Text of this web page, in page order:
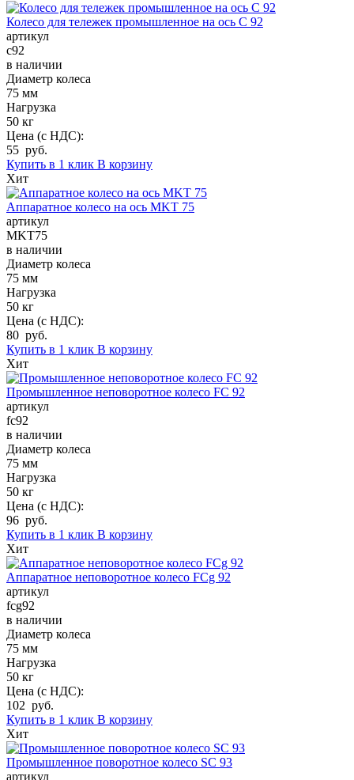
Колесо для тележек промышленное на ось C 92
артикул
c92
в наличии
Диаметр колеса
75 мм
Нагрузка
50 кг
Цена (с НДС):
55 руб.
Купить в 1 клик В корзину
Хит
Аппаратное колесо на ось MKT 75
артикул
MKT75
в наличии
Диаметр колеса
75 мм
Нагрузка
50 кг
Цена (с НДС):
80 руб.
Купить в 1 клик В корзину
Хит
Промышленное неповоротное колесо FC 92
артикул
fc92
в наличии
Диаметр колеса
75 мм
Нагрузка
50 кг
Цена (с НДС):
96 руб.
Купить в 1 клик В корзину
Хит
Аппаратное неповоротное колесо FCg 92
артикул
fcg92
в наличии
Диаметр колеса
75 мм
Нагрузка
50 кг
Цена (с НДС):
102 руб.
Купить в 1 клик В корзину
Хит
Промышленное поворотное колесо SC 93
артикул